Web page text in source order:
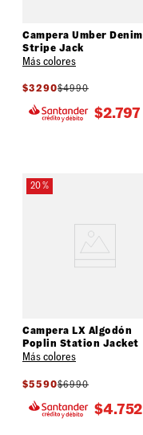
Campera Umber Denim
Stripe Jack
Más colores
$3290$4990
$2.797
20 %
Campera LX Algodón
Poplin Station Jacket
Más colores
$5590$6990
$4.752